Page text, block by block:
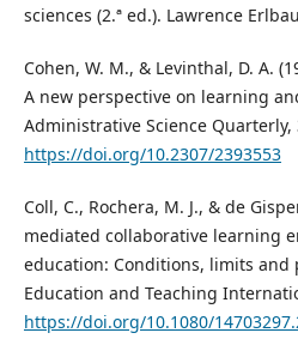
sciences (2.ª ed.). Lawrence
Cohen, W. M., & Levinthal, D. A.
A new perspective on learning
Administrative Science Quarterly,
https://doi.org/10.2307/2393553
Coll, C., Rochera, M. J., & de
mediated collaborative learning
education: Conditions, limits
Education and Teaching
https://doi.org/10.1080/